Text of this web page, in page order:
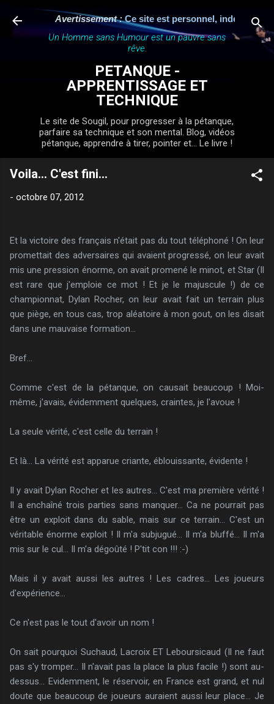
Accéder au contenu principal
Avertissement : Ce site est personnel, indépendant et
Un Homme sans Humour est un pauvre sans
rêve.
PETANQUE -
APPRENTISSAGE ET
TECHNIQUE
Le site de Sougil, pour progresser à la pétanque,
parfaire sa technique et son mental. Blog, vidéos
pétanque, apprendre à tirer, pointer et... Le livre !
Voila... C'est fini...
- octobre 07, 2012
Et la victoire des français n'était pas du tout téléphoné ! On leur
promettait des adversaires qui avaient progressé, on leur avait
mis une pression énorme, on avait promené le minot, et Star (Il
est rare que j'emploie ce mot ! Et je le majuscule !) de ce
championnat, Dylan Rocher, on leur avait fait un terrain plus
que piège, en tous cas, trop aléatoire à mon gout, on les disait
dans une mauvaise formation...
Bref...
Comme c'est de la pétanque, on causait beaucoup ! Moi-
même, j'avais, évidemment quelques, craintes, je l'avoue !
La seule vérité, c'est celle du terrain !
Et là... La vérité est apparue criante, éblouissante, évidente !
Il y avait Dylan Rocher et les autres... C'est ma première vérité !
Il a enchaîné trois parties sans manquer... Ca ne pourrait pas
être un exploit dans du sable, mais sur ce terrain... C'est un
véritable énorme exploit ! Il m'a subjugué... Il m'a bluffé... Il m'a
mis sur le cul... Il m'a dégoûté ! P'tit con !!! :-)
Mais il y avait aussi les autres ! Les cadres... Les joueurs
d'expérience...
Ce n'est pas le tout d'avoir un nom !
On sait pourquoi Suchaud, Lacroix ET Leboursicaud (Il ne faut
pas s'y tromper... Il n'avait pas la place la plus facile !) sont au-
dessus... Evidemment, le réservoir, en France est grand, et nul
doute que beaucoup de joueurs auraient aussi leur place... Je